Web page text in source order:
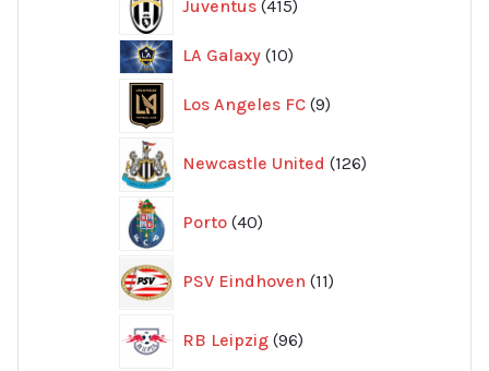
Juventus 415
produkter
LA Galaxy 1010
Los Angeles FC 9
produkter
Newcastle United 126
produkter
Porto 40
produkter
PSV Eindhoven 11
produkter
RB Leipzig 96
produkter